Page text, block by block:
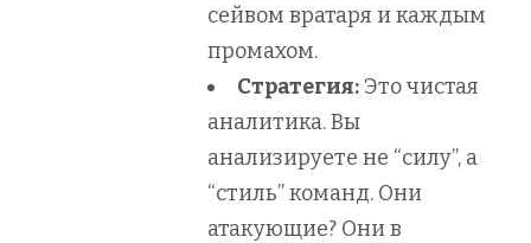
сейвом вратаря и каждым
промахом.
Стратегия: Это чистая
аналитика. Вы
анализируете не “силу”, а
“стиль” команд. Они
атакующие? Они в